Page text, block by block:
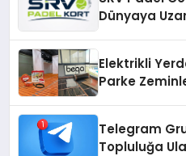
Dünyaya
Elektrikli
Parke
Telegram
Topluluğa